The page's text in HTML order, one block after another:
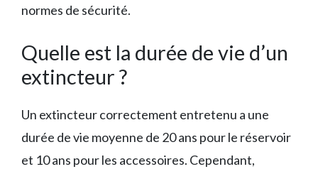
normes de sécurité.
Quelle est la durée de vie d’un
extincteur ?
Un extincteur correctement entretenu a une
durée de vie moyenne de 20 ans pour le réservoir
et 10 ans pour les accessoires. Cependant,